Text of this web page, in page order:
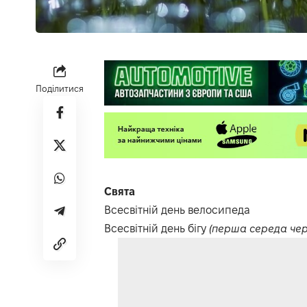
Поділитися
Свята
Всесвітній день велосипеда
Всесвітній день бігу (перша середа